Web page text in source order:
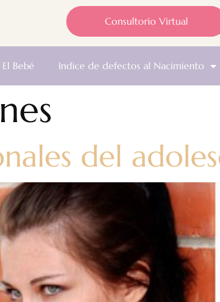
Consultorio Virtual
El Bebé Indice de defectos al Nacimiento
del